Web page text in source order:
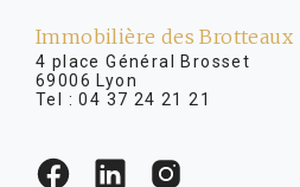
Immobilière des Brotteaux
4 place Général Brosset
69006 Lyon
Tel :04 37 24 21 21